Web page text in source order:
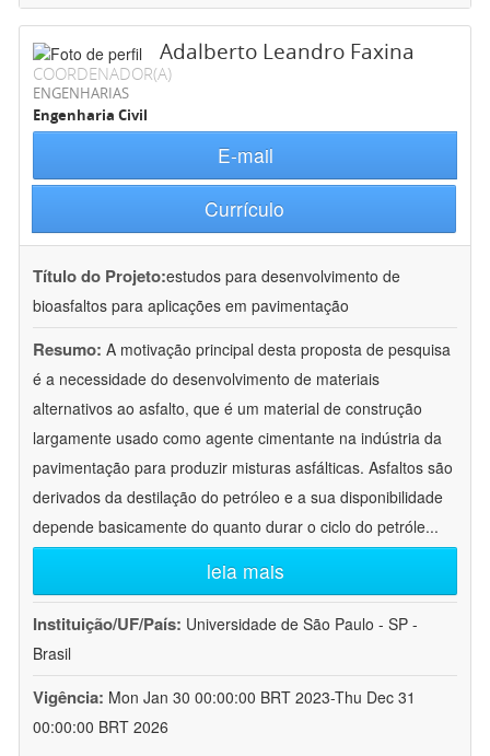
Adalberto Leandro Faxina
COORDENADOR(A)
ENGENHARIAS
Engenharia Civil
E-mail
Currículo
Título do Projeto:estudos para desenvolvimento de
bioasfaltos para aplicações em pavimentação
Resumo: A motivação principal desta proposta de pesquisa
é a necessidade do desenvolvimento de materiais
alternativos ao asfalto, que é um material de construção
largamente usado como agente cimentante na indústria da
pavimentação para produzir misturas asfálticas. Asfaltos são
derivados da destilação do petróleo e a sua disponibilidade
depende basicamente do quanto durar o ciclo do petróle...
leia mais
Instituição/UF/País: Universidade de São Paulo - SP -
Brasil
Vigência: Mon Jan 30 00:00:00 BRT 2023-Thu Dec 31
00:00:00 BRT 2026